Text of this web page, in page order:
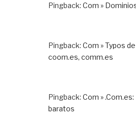
Pingback: Com »
Pingback: Com » Typos
coom.es, comm.es
Pingback: Com »
baratos